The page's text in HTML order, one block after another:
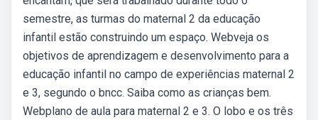
semestre, as turmas do maternal 2 da educação
infantil estão construindo um espaço. Webveja os
objetivos de aprendizagem e desenvolvimento para a
educação infantil no campo de experiências maternal 2
e 3, segundo o bncc. Saiba como as crianças bem.
Webplano de aula para maternal 2 e 3. O lobo e os três